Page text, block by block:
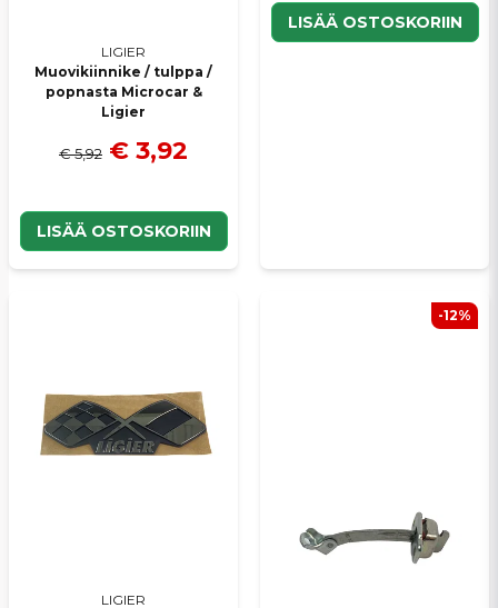
LIGIER
Muovikiinnike / tulppa /
popnasta Microcar &
Ligier
€ 5,92 € 3,92
LISÄÄ OSTOSKORIIN
LISÄÄ OSTOSKORIIN
LIGIER
-12%